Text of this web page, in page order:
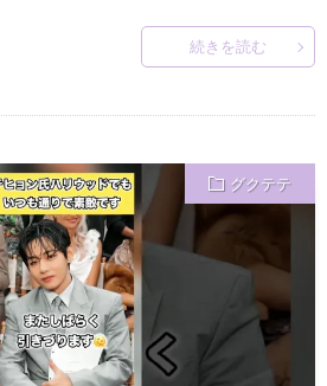
続きを読む
グクテテ